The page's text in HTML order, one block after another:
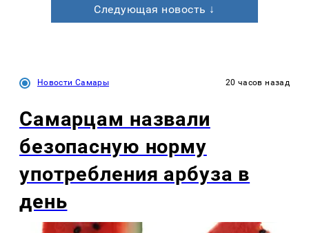
Следующая новость ↓
Новости Самары 20 часов назад
Самарцам назвали
безопасную норму
употребления арбуза в
день